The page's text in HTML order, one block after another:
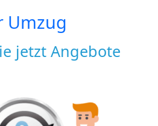
Umzug
jetzt Angebote